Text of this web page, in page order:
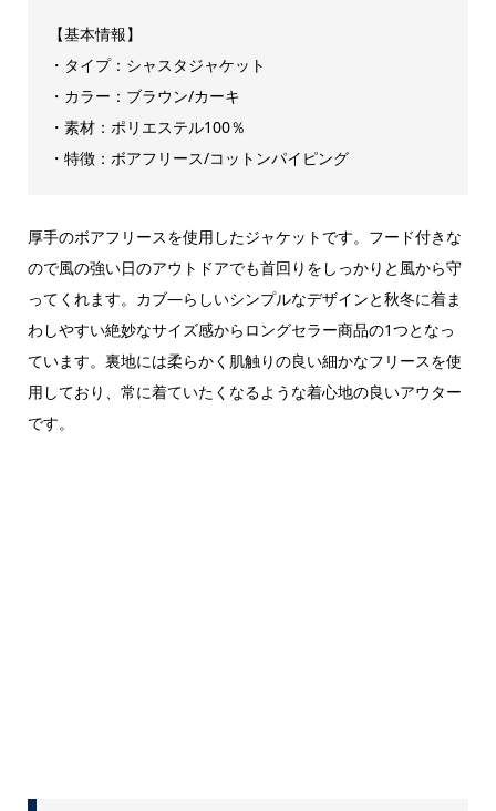
【基本情報】
・タイプ：シャスタジャケット
・カラー：ブラウン/カーキ
・素材：ポリエステル100％
・特徴：ボアフリース/コットンパイピング
厚手のボアフリースを使用したジャケットです。フード付きな
ので風の強い日のアウトドアでも首回りをしっかりと風から守
ってくれます。カブ―らしいシンプルなデザインと秋冬に着ま
わしやすい絶妙なサイズ感からロングセラー商品の1つとなっ
ています。裏地には柔らかく肌触りの良い細かなフリースを使
用しており、常に着ていたくなるような着心地の良いアウター
です。